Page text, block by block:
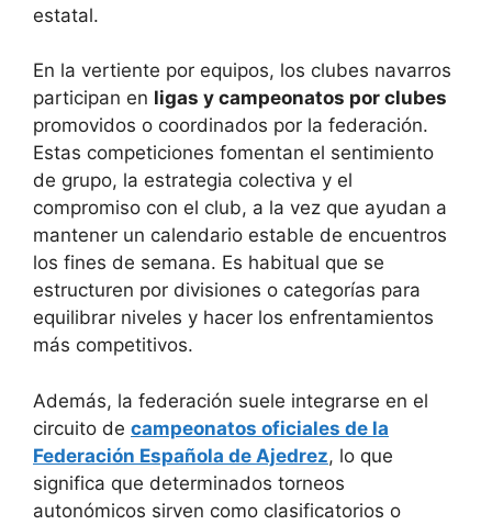
estatal.
En la vertiente por equipos, los clubes navarros
participan en ligas y campeonatos por clubes
promovidos o coordinados por la federación.
Estas competiciones fomentan el sentimiento
de grupo, la estrategia colectiva y el
compromiso con el club, a la vez que ayudan a
mantener un calendario estable de encuentros
los fines de semana. Es habitual que se
estructuren por divisiones o categorías para
equilibrar niveles y hacer los enfrentamientos
más competitivos.
Además, la federación suele integrarse en el
circuito de campeonatos oficiales de la
Federación Española de Ajedrez, lo que
significa que determinados torneos
autonómicos sirven como clasificatorios o